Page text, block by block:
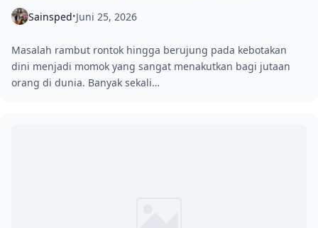
Sainsped•Juni 25, 2026
Masalah rambut rontok hingga berujung pada kebotakan
dini menjadi momok yang sangat menakutkan bagi jutaan
orang di dunia. Banyak sekali…